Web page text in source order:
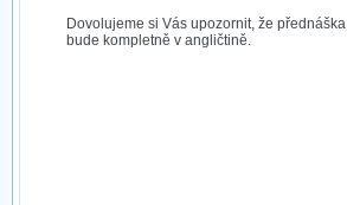
Dovolujeme si Vás upozornit, že přednáška
bude kompletně v angličtině.